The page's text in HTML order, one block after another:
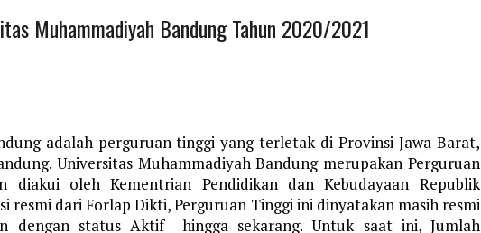
Muhammadiyah Bandung Tahun 2020/2021
adalah perguruan tinggi yang terletak di Provinsi Jawa Barat,
Universitas Muhammadiyah Bandung merupakan Perguruan
diakui oleh Kementrian Pendidikan dan Kebudayaan Republik
resmi dari Forlap Dikti, Perguruan Tinggi ini dinyatakan masih resmi
dengan status Aktif hingga sekarang. Untuk saat ini, Jumlah